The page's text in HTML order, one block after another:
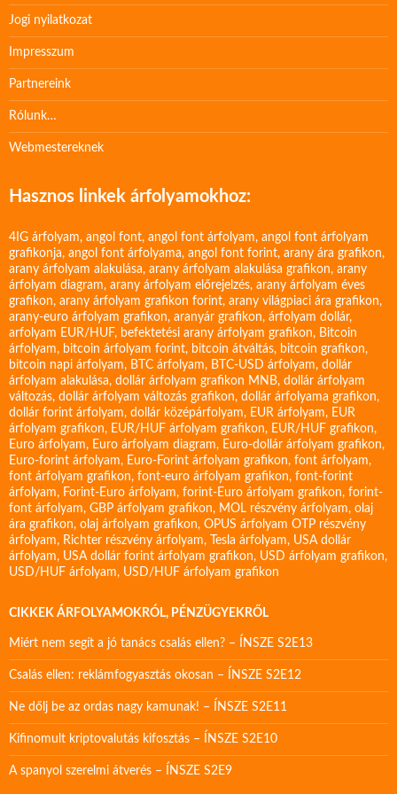
Jogi nyilatkozat
Impresszum
Partnereink
Rólunk…
Webmestereknek
Hasznos linkek árfolyamokhoz:
4IG árfolyam, angol font, angol font árfolyam, angol font árfolyam
grafikonja, angol font árfolyama, angol font forint, arany ára grafikon,
arany árfolyam alakulása, arany árfolyam alakulása grafikon, arany
árfolyam diagram, arany árfolyam előrejelzés, arany árfolyam éves
grafikon, arany árfolyam grafikon forint, arany világpiaci ára grafikon,
arany-euro árfolyam grafikon, aranyár grafikon, árfolyam dollár,
arfolyam EUR/HUF, befektetési arany árfolyam grafikon, Bitcoin
árfolyam, bitcoin árfolyam forint, bitcoin átváltás, bitcoin grafikon,
bitcoin napi árfolyam, BTC árfolyam, BTC-USD árfolyam, dollár
árfolyam alakulása, dollár árfolyam grafikon MNB, dollár árfolyam
változás, dollár árfolyam változás grafikon, dollár árfolyama grafikon,
dollár forint árfolyam, dollár középárfolyam, EUR árfolyam, EUR
árfolyam grafikon, EUR/HUF árfolyam grafikon, EUR/HUF grafikon,
Euro árfolyam, Euro árfolyam diagram, Euro-dollár árfolyam grafikon,
Euro-forint árfolyam, Euro-Forint árfolyam grafikon, font árfolyam,
font árfolyam grafikon, font-euro árfolyam grafikon, font-forint
árfolyam, Forint-Euro árfolyam, forint-Euro árfolyam grafikon, forint-
font árfolyam, GBP árfolyam grafikon, MOL részvény árfolyam, olaj
ára grafikon, olaj árfolyam grafikon, OPUS árfolyam OTP részvény
árfolyam, Richter részvény árfolyam, Tesla árfolyam, USA dollár
árfolyam, USA dollár forint árfolyam grafikon, USD árfolyam grafikon,
USD/HUF árfolyam, USD/HUF árfolyam grafikon
CIKKEK ÁRFOLYAMOKRÓL, PÉNZÜGYEKRŐL
Miért nem segít a jó tanács csalás ellen? – ÍNSZE S2E13
Csalás ellen: reklámfogyasztás okosan – ÍNSZE S2E12
Ne dőlj be az ordas nagy kamunak! – ÍNSZE S2E11
Kifinomult kriptovalutás kifosztás – ÍNSZE S2E10
A spanyol szerelmi átverés – ÍNSZE S2E9